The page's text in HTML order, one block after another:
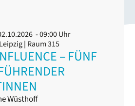
- 09:00 Uhr
| Raum 315
– FÜNF
Wüsthoff